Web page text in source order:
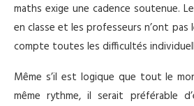
maths exige une cadence soutenue.
en classe et les professeurs n’ont
compte toutes les difficultés
Même s’il est logique que tout le
même rythme, il serait préférable